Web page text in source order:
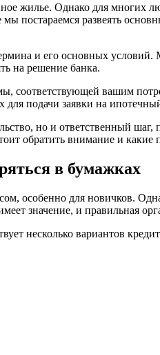
жилье. Однако для многих
постараемся развеять
и его основных
на решение банка.
соответствующей вашим
подачи заявки на
но и ответственный
обратить внимание и
в бумажках
особенно для новичков.
значение, и правильная
несколько вариантов